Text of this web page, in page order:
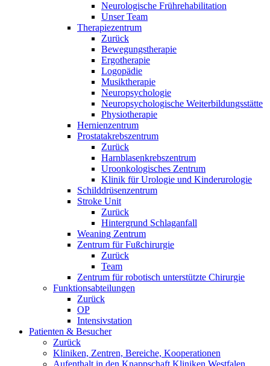
Neurologische Frührehabilitation
Unser Team
Therapiezentrum
Zurück
Bewegungstherapie
Ergotherapie
Logopädie
Musiktherapie
Neuropsychologie
Neuropsychologische Weiterbildungsstätte
Physiotherapie
Hernienzentrum
Prostatakrebszentrum
Zurück
Harnblasenkrebszentrum
Uroonkologisches Zentrum
Klinik für Urologie und Kinderurologie
Schilddrüsenzentrum
Stroke Unit
Zurück
Hintergrund Schlaganfall
Weaning Zentrum
Zentrum für Fußchirurgie
Zurück
Team
Zentrum für robotisch unterstützte Chirurgie
Funktionsabteilungen
Zurück
OP
Intensivstation
Patienten & Besucher
Zurück
Kliniken, Zentren, Bereiche, Kooperationen
Aufenthalt in den Knappschaft Kliniken Westfalen